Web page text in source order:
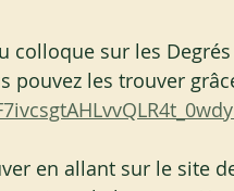
colloque sur les
pouvez les trouver
en allant sur le site